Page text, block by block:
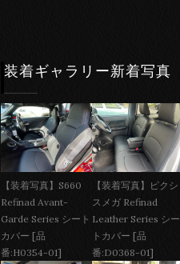
装着ギャラリー新着写真
【装着写真】S660
Refinad Avant-
Garde Series シート
カバー [品
番:H0354-01]
【装着写真】ピクシ
スメガ Refinad
Leather Series シー
トカバー [品
番:D0368-01]